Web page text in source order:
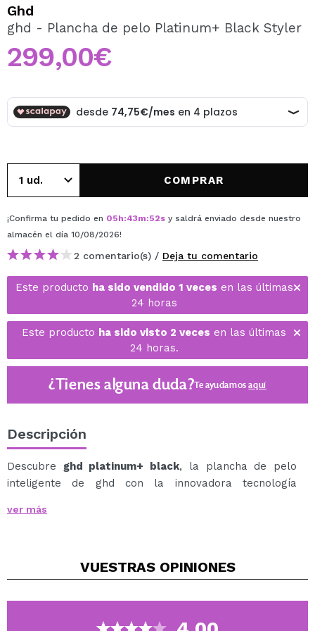
Al crear una cuenta en Maquillalia.com podrás realizar
tus compras rápidamente, revisar el estado de tus
pedidos y consultar tus operaciones anteriores.
CREAR CUENTA
Ghd
ghd - Plancha de pelo Platinum+ Black Styler
299,00€
COMPRAR
¡Confirma tu pedido en 05h:43m:52s y saldrá enviado desde nuestro
almacén el día 10/08/2026!
2 comentario(s) / Deja tu comentario
Este producto ha sido vendido 1 veces en las últimas
24 horas
Este producto ha sido visto 2 veces en las últimas
24 horas.
¿Tienes alguna duda?Te ayudamosaquí
Descripción
Descubre ghd platinum+ black, la plancha de pelo
inteligente de ghd con la innovadora tecnología
Esta plancha profesional es tu aliada para un peinado
esta styler, detecta el tamaño de la sección de tu
temperatura óptima de 185ºC en ambas placas.
El resultado: un cabello 70% más fuerte, un 20% más
ver más
VUESTRAS OPINIONES